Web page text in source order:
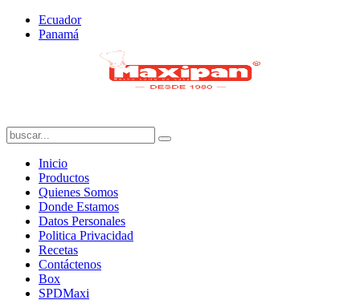
Ecuador
Panamá
Inicio
Productos
Quienes Somos
Donde Estamos
Datos Personales
Politica Privacidad
Recetas
Contáctenos
Box
SPDMaxi